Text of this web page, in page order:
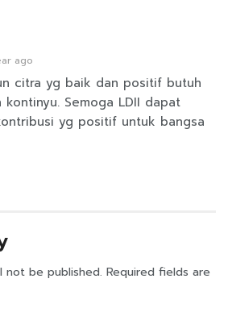
ago
citra yg baik dan positif butuh
Semoga LDII dapat
yg positif untuk bangsa
not be published. Required fields are